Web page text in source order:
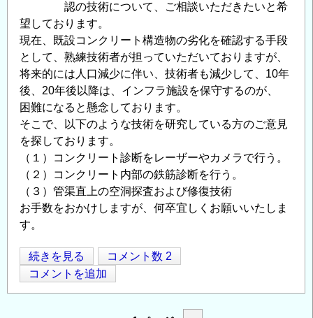
～
の
認の技術について、ご相談いただきたいと希
望しております。
現在、既設コンクリート構造物の劣化を確認する手段
として、熟練技術者が担っていただいておりますが、
将来的には人口減少に伴い、技術者も減少して、10年
後、20年後以降は、インフラ施設を保守するのが、
困難になると懸念しております。
そこで、以下のような技術を研究している方のご意見
を探しております。
（１）コンクリート診断をレーザーやカメラで行う。
（２）コンクリート内部の鉄筋診断を行う。
（３）管渠直上の空洞探査および修復技術
お手数をおかけしますが、何卒宜しくお願いいたしま
す。
コ
ン
ク
続きを見る
コメント数 2
コメントを追加